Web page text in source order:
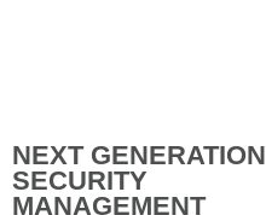
NEXT GENERATION
SECURITY
MANAGEMENT